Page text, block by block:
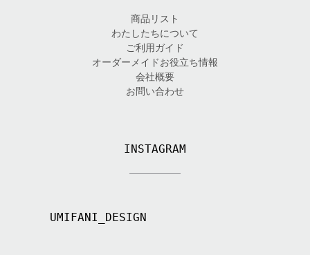
商品リスト
わたしたちについて
ご利用ガイド
オーダーメイドお役立ち情報
会社概要
お問い合わせ
INSTAGRAM
UMIFANI_DESIGN